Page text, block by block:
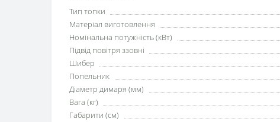
Тип топки
Матеріал виготовлення
Номінальна потужність (кВт)
Підвід повітря ззовні
Шибер
Попельник
Діаметр димаря (мм)
Вага (кг)
Габарити (см)